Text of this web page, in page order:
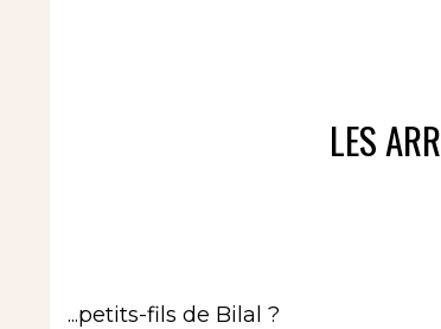
LES
...petits-fils de Bilal ?